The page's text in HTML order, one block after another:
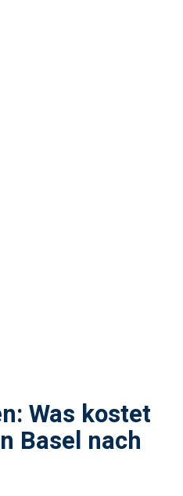
Was kostet
Basel nach